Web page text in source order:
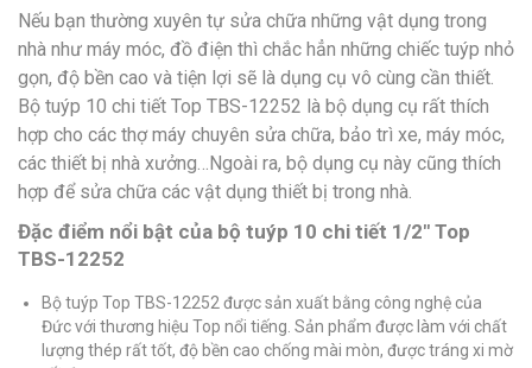
Nếu bạn thường xuyên tự sửa chữa những vật dụng trong
nhà như máy móc, đồ điện thì chắc hẳn những chiếc tuýp nhỏ
gọn, độ bền cao và tiện lợi sẽ là dụng cụ vô cùng cần thiết.
Bộ tuýp 10 chi tiết Top TBS-12252 là bộ dụng cụ rất thích
hợp cho các thợ máy chuyên sửa chữa, bảo trì xe, máy móc,
các thiết bị nhà xưởng…Ngoài ra, bộ dụng cụ này cũng thích
hợp để sửa chữa các vật dụng thiết bị trong nhà.
Đặc điểm nổi bật của bộ tuýp 10 chi tiết 1/2″ Top
TBS-12252
Bộ tuýp Top TBS-12252 được sản xuất bằng công nghệ của
Đức với thương hiệu Top nổi tiếng. Sản phẩm được làm với chất
lượng thép rất tốt, độ bền cao chống mài mòn, được tráng xi mờ